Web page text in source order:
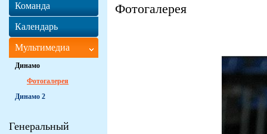
Фотогалерея
Команда
Календарь
Мультимедиа
Динамо
Фотогалерея
Динамо 2
Генеральный